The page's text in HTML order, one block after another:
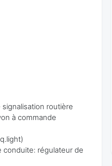
routière
à commande
conduite: régulateur de